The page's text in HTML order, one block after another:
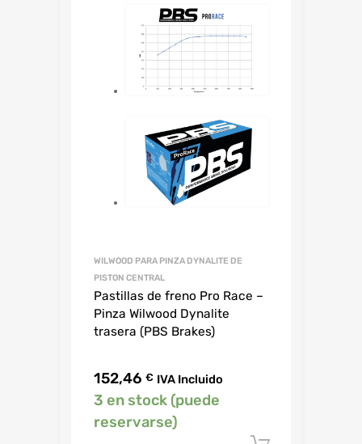
WILWOOD PARA PINZA DYNALITE DE
PISTON CENTRAL
Pastillas de freno Pro Race –
Pinza Wilwood Dynalite
trasera (PBS Brakes)
152,46 € IVA Incluido
3 en stock (puede
reservarse)